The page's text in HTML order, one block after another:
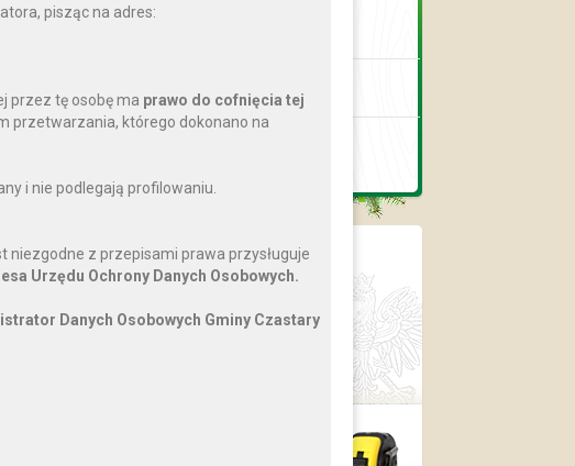
Gminy Czastary
BIP
Monitor Polski
pisząc na adres:
przez tę osobę ma prawo do cofnięcia tej
przetwarzania, którego dokonano na
i nie podlegają profilowaniu.
z przepisami prawa przysługuje
Urzędu Ochrony Danych Osobowych.
Danych Osobowych Gminy Czastary